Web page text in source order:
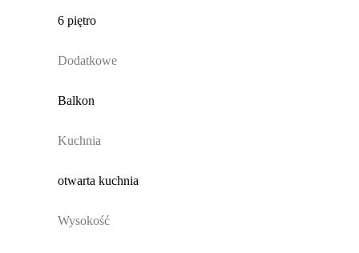
6 piętro
Dodatkowe
Balkon
Kuchnia
otwarta kuchnia
Wysokość